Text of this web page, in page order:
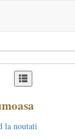
la noutati